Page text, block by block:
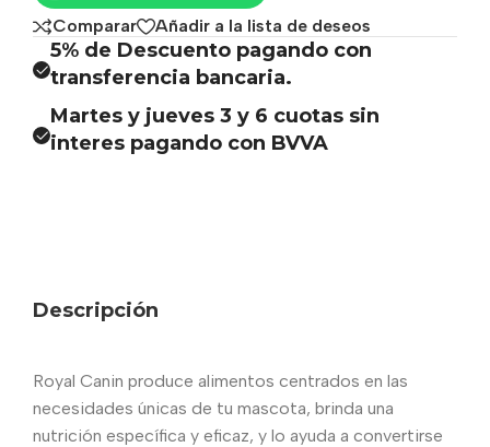
Comparar Añadir a la lista de deseos
5% de Descuento pagando con
transferencia bancaria.
Martes y jueves 3 y 6 cuotas sin
interes pagando con BVVA
Descripción
Royal Canin produce alimentos centrados en las
necesidades únicas de tu mascota, brinda una
nutrición específica y eficaz, y lo ayuda a convertirse